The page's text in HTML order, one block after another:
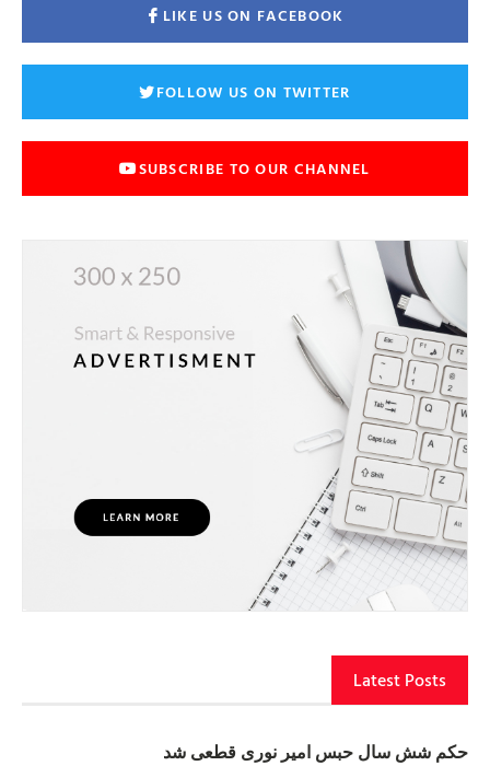
LIKE US ON FACEBOOK
FOLLOW US ON TWITTER
SUBSCRIBE TO OUR CHANNEL
Latest Posts
حکم شش سال حبس امیر نوری قطعی شد